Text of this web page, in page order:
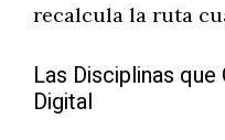
recalcula la ruta
Las Disciplinas
Digital